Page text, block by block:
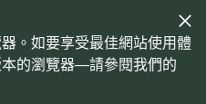
。如要享受最佳網站使用體
的瀏覽器—請參閱我們的